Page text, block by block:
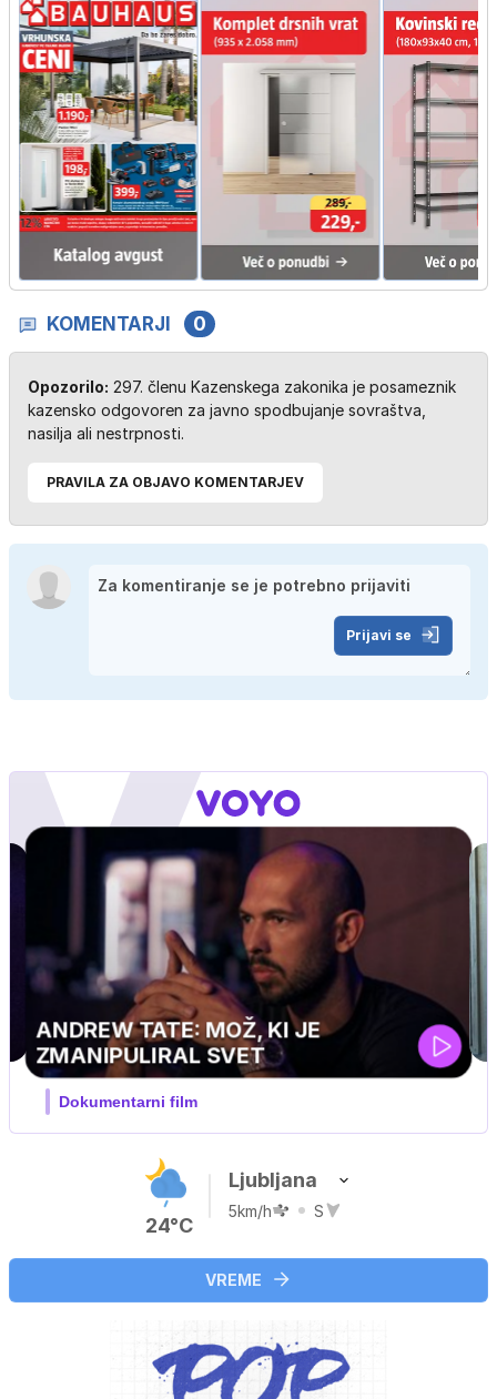
KOMENTARJI 0
Opozorilo: 297. členu Kazenskega zakonika je posameznik
kazensko odgovoren za javno spodbujanje sovraštva,
nasilja ali nestrpnosti.
PRAVILA ZA OBJAVO KOMENTARJEV
Prijavi se
24°C
Ljubljana
5km/h S
VREME